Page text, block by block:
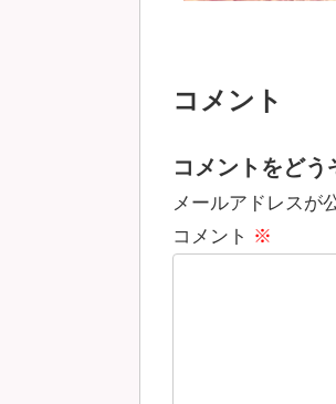
コメント
コメントをどう
メールアドレスが
コメント ※